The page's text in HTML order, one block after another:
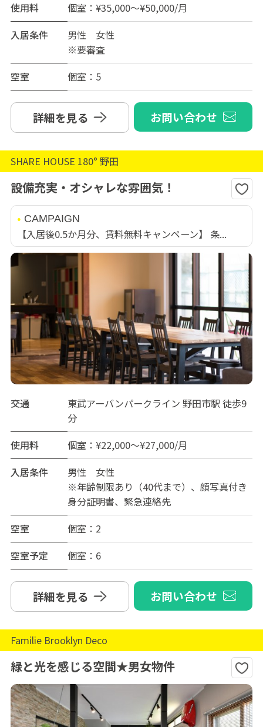
使用料
個室：¥35,000～¥50,000/月
入居条件
男性 女性
※要審査
空室
個室：5
詳細を見る お問い合わせ
SHARE HOUSE 180° 野田
設備充実・オシャレな雰囲気！
CAMPAIGN
【入居後0.5か月分、賃料無料キャンペーン】 条...
交通
東武アーバンパークライン 野田市駅 徒歩9
分
使用料
個室：¥22,000～¥27,000/月
入居条件
男性 女性
※年齢制限あり（40代まで）、顔写真付き
身分証明書、緊急連絡先
空室
個室：2
空室予定
個室：6
詳細を見る お問い合わせ
Familie Brooklyn Deco
緑と光を感じる空間★男女物件